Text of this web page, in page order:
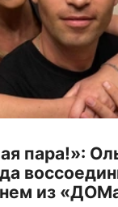
пара!»:
из